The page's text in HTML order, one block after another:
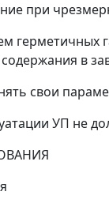
при
герметичных
в
свои
УП не